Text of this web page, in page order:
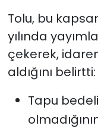
Tolu, bu
yılında
çekerek,
aldığını belirtti:
Tapu